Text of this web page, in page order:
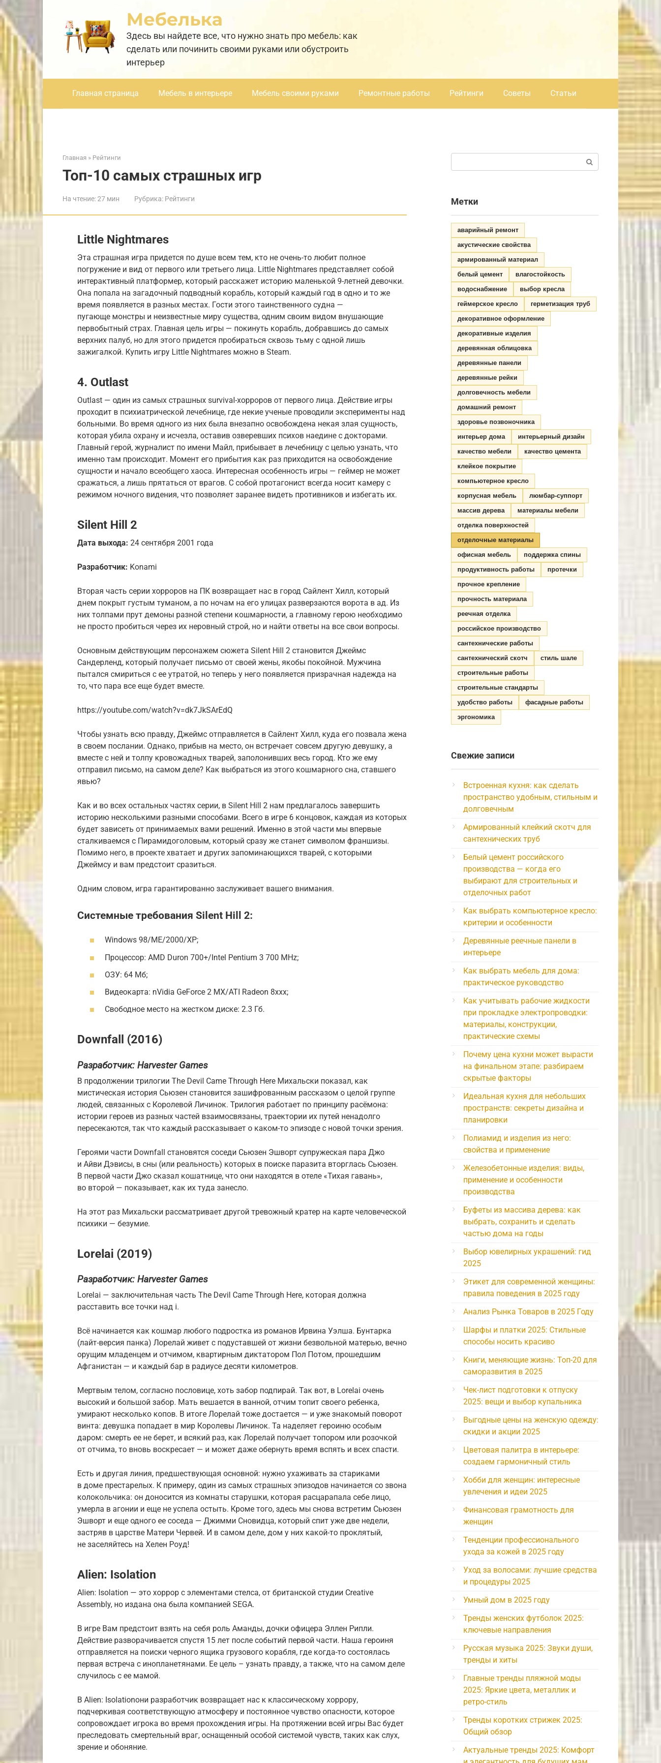
Перейти
к
контенту
Мебелька
Здесь вы найдете все, что нужно знать про мебель: как
сделать или починить своими руками или обустроить
интерьер
Главная страница Мебель в интерьере Мебель своими руками Ремонтные работы Рейтинги Советы Статьи
Главная » Рейтинги
Топ-10 самых страшных игр
На чтение:27 мин Рубрика: Рейтинги
Little Nightmares
Эта страшная игра придется по душе всем тем, кто не очень-то любит полное
погружение и вид от первого или третьего лица. Little Nightmares представляет собой
интерактивный платформер, который расскажет историю маленькой 9-летней девочки.
Она попала на загадочный подводный корабль, который каждый год в одно и то же
время появляется в разных местах. Гости этого таинственного судна —
пугающе монстры и неизвестные миру существа, одним своим видом внушающие
первобытный страх. Главная цель игры — покинуть корабль, добравшись до самых
верхних палуб, но для этого придется пробираться сквозь тьму с одной лишь
зажигалкой. Купить игру Little Nightmares можно в Steam.
4. Outlast
Outlast — один из самых страшных survival-хорроров от первого лица. Действие игры
проходит в психиатрической лечебнице, где некие ученые проводили эксперименты над
больными. Во время одного из них была внезапно освобождена некая злая сущность,
которая убила охрану и исчезла, оставив озверевших психов наедине с докторами.
Главный герой, журналист по имени Майл, прибывает в лечебницу с целью узнать, что
именно там происходит. Момент его прибытия как раз приходится на освобождение
сущности и начало всеобщего хаоса. Интересная особенность игры — геймер не может
сражаться, а лишь прятаться от врагов. С собой протагонист всегда носит камеру с
режимом ночного видения, что позволяет заранее видеть противников и избегать их.
Silent Hill 2
Дата выхода: 24 сентября 2001 года
Разработчик: Konami
Вторая часть серии хорроров на ПК возвращает нас в город Сайлент Хилл, который
днем покрыт густым туманом, а по ночам на его улицах разверзаются ворота в ад. Из
них толпами прут демоны разной степени кошмарности, а главному герою необходимо
не просто пробиться через их неровный строй, но и найти ответы на все свои вопросы.
Основным действующим персонажем сюжета Silent Hill 2 становится Джеймс
Сандерленд, который получает письмо от своей жены, якобы покойной. Мужчина
пытался смириться с ее утратой, но теперь у него появляется призрачная надежда на
то, что пара все еще будет вместе.
https://youtube.com/watch?v=dk7JkSArEdQ
Чтобы узнать всю правду, Джеймс отправляется в Сайлент Хилл, куда его позвала жена
в своем послании. Однако, прибыв на место, он встречает совсем другую девушку, а
вместе с ней и толпу кровожадных тварей, заполонивших весь город. Кто же ему
отправил письмо, на самом деле? Как выбраться из этого кошмарного сна, ставшего
явью?
Как и во всех остальных частях серии, в Silent Hill 2 нам предлагалось завершить
историю несколькими разными способами. Всего в игре 6 концовок, каждая из которых
будет зависеть от принимаемых вами решений. Именно в этой части мы впервые
сталкиваемся с Пирамидоголовым, который сразу же станет символом франшизы.
Помимо него, в проекте хватает и других запоминающихся тварей, с которыми
Джеймсу и вам предстоит сразиться.
Одним словом, игра гарантированно заслуживает вашего внимания.
Системные требования Silent Hill 2:
Windows 98/ME/2000/ХР;
Процессор: AMD Duron 700+/Intel Pentium 3 700 MHz;
ОЗУ: 64 Мб;
Видеокарта: nVidia GeForce 2 MX/ATI Radeon 8xxx;
Свободное место на жестком диске: 2.3 Гб.
Downfall (2016)
Разработчик: Harvester Games
В продолжении трилогии The Devil Came Through Here Михальски показал, как
мистическая история Сьюзен становится зашифрованным рассказом о целой группе
людей, связанных с Королевой Личинок. Трилогия работает по принципу расёмона:
истории героев из разных частей взаимосвязаны, траектории их путей ненадолго
пересекаются, так что каждый рассказывает о каком-то эпизоде с новой точки зрения.
Героями части Downfall становятся соседи Сьюзен Эшворт супружеская пара Джо
и Айви Дэвисы, в сны (или реальность) которых в поиске паразита вторглась Сьюзен.
В первой части Джо сказал кошатнице, что они находятся в отеле «Тихая гавань»,
во второй — показывает, как их туда занесло.
На этот раз Михальски рассматривает другой тревожный кратер на карте человеческой
психики — безумие.
Lorelai (2019)
Разработчик: Harvester Games
Lorelai — заключительная часть The Devil Came Through Here, которая должна
расставить все точки над i.
Всё начинается как кошмар любого подростка из романов Ирвина Уэлша. Бунтарка
(лайт-версия панка) Лорелай живет с подуставшей от жизни безвольной матерью, вечно
орущим младенцем и отчимом, квартирным диктатором Пол Потом, прошедшим
Афганистан — и каждый бар в радиусе десяти километров.
Мертвым телом, согласно пословице, хоть забор подпирай. Так вот, в Lorelai очень
высокий и большой забор. Мать вешается в ванной, отчим топит своего ребенка,
умирают несколько копов. В итоге Лорелай тоже достается — и уже знакомый поворот
винта: девушка попадает в мир Королевы Личинок. Та наделяет героиню особым
даром: смерть ее не берет, и всякий раз, как Лорелай получает топором или розочкой
от отчима, то вновь воскресает — и может даже обернуть время вспять и всех спасти.
Есть и другая линия, предшествующая основной: нужно ухаживать за стариками
в доме престарелых. К примеру, один из самых страшных эпизодов начинается со звона
колокольчика: он доносится из комнаты старушки, которая расцарапала себе лицо,
умерла в агонии и еще не успела остыть. Кроме того, здесь мы снова встретим Сьюзен
Эшворт и еще одного ее соседа — Джимми Сновидца, который спит уже две недели,
застряв в царстве Матери Червей. И в самом деле, дом у них какой-то проклятый,
не заселяйтесь на Хелен Роуд!
Alien: Isolation
Alien: Isolation — это хоррор с элементами стелса, от британской студии Creative
Assembly, но издана она была компанией SEGA.
В игре Вам предстоит взять на себя роль Аманды, дочки офицера Эллен Рипли.
Действие разворачивается спустя 15 лет после событий первой части. Наша героиня
отправляется на поиски черного ящика грузового корабля, где когда-то состоялась
первая встреча с инопланетянами. Ее цель – узнать правду, а также, что на самом деле
случилось с ее мамой.
В Alien: Isolationони разработчик возвращает нас к классическому хоррору,
подчеркивая соответствующую атмосферу и постоянное чувство опасности, которое
сопровождает игрока во время прохождения игры. На протяжении всей игры Вас будет
преследовать смертельный враг, оснащенный особой системой чувств, таких как слух,
зрение и обоняние.
Метки
аварийный ремонт
акустические свойства
армированный материал
белый цемент
влагостойкость
водоснабжение
выбор кресла
геймерское кресло
герметизация труб
декоративное оформление
декоративные изделия
деревянная облицовка
деревянные панели
деревянные рейки
долговечность мебели
домашний ремонт
здоровье позвоночника
интерьер дома
интерьерный дизайн
качество мебели
качество цемента
клейкое покрытие
компьютерное кресло
корпусная мебель
люмбар-суппорт
массив дерева
материалы мебели
отделка поверхностей
отделочные материалы
офисная мебель
поддержка спины
продуктивность работы
протечки
прочное крепление
прочность материала
реечная отделка
российское производство
сантехнические работы
сантехнический скотч
стиль шале
строительные работы
строительные стандарты
удобство работы
фасадные работы
эргономика
Свежие записи
Встроенная кухня: как сделать
пространство удобным, стильным и
долговечным
Армированный клейкий скотч для
сантехнических труб
Белый цемент российского
производства — когда его
выбирают для строительных и
отделочных работ
Как выбрать компьютерное кресло:
критерии и особенности
Деревянные реечные панели в
интерьере
Как выбрать мебель для дома:
практическое руководство
Как учитывать рабочие жидкости
при прокладке электропроводки:
материалы, конструкции,
практические схемы
Почему цена кухни может вырасти
на финальном этапе: разбираем
скрытые факторы
Идеальная кухня для небольших
пространств: секреты дизайна и
планировки
Полиамид и изделия из него:
свойства и применение
Железобетонные изделия: виды,
применение и особенности
производства
Буфеты из массива дерева: как
выбрать, сохранить и сделать
частью дома на годы
Выбор ювелирных украшений: гид
2025
Этикет для современной женщины:
правила поведения в 2025 году
Анализ Рынка Товаров в 2025 Году
Шарфы и платки 2025: Стильные
способы носить красиво
Книги, меняющие жизнь: Топ-20 для
саморазвития в 2025
Чек-лист подготовки к отпуску
2025: вещи и выбор купальника
Выгодные цены на женскую одежду:
скидки и акции 2025
Цветовая палитра в интерьере:
создаем гармоничный стиль
Хобби для женщин: интересные
увлечения и идеи 2025
Финансовая грамотность для
женщин
Тенденции профессионального
ухода за кожей в 2025 году
Уход за волосами: лучшие средства
и процедуры 2025
Умный дом в 2025 году
Тренды женских футболок 2025:
ключевые направления
Русская музыка 2025: Звуки души,
тренды и хиты
Главные тренды пляжной моды
2025: Яркие цвета, металлик и
ретро-стиль
Тренды коротких стрижек 2025:
Общий обзор
Актуальные тренды 2025: Комфорт